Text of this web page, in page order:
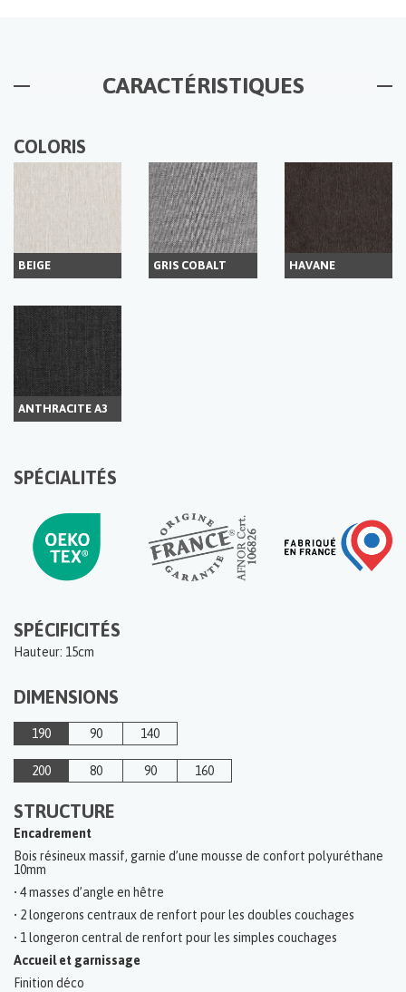
CARACTÉRISTIQUES
COLORIS
BEIGE GRIS COBALT HAVANE
ANTHRACITE A3
SPÉCIALITÉS
SPÉCIFICITÉS
Hauteur: 15cm
DIMENSIONS
190 90 140
200 80 90 160
STRUCTURE
Encadrement
Bois résineux massif, garnie d’une mousse de confort polyuréthane
10mm
• 4 masses d’angle en hêtre
• 2 longerons centraux de renfort pour les doubles couchages
• 1 longeron central de renfort pour les simples couchages
Accueil et garnissage
Finition déco